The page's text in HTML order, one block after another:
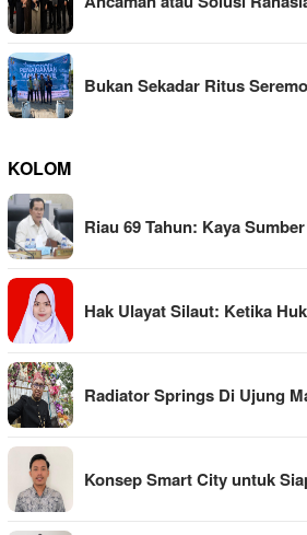
Bukan Sekadar Ritus
KOLOM
Riau 69 Tahun: Kaya
Hak Ulayat Silaut: Ketika
Radiator Springs Di Ujung
Konsep Smart City untuk